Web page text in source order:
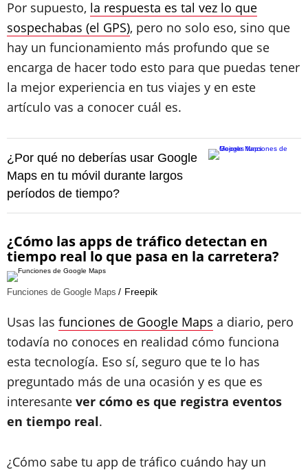
Por supuesto, la respuesta es tal vez lo que
sospechabas (el GPS), pero no solo eso, sino que
hay un funcionamiento más profundo que se
encarga de hacer todo esto para que puedas tener
la mejor experiencia en tus viajes y en este
artículo vas a conocer cuál es.
¿Por qué no deberías usar Google
Maps en tu móvil durante largos
períodos de tiempo?
¿Cómo las apps de tráfico detectan en
tiempo real lo que pasa en la carretera?
Funciones de Google Maps Freepik
Usas las funciones de Google Maps a diario, pero
todavía no conoces en realidad cómo funciona
esta tecnología. Eso sí, seguro que te lo has
preguntado más de una ocasión y es que es
interesante ver cómo es que registra eventos
en tiempo real.
¿Cómo sabe tu app de tráfico cuándo hay un